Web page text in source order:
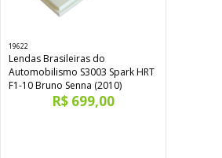
19622
Lendas Brasileiras do
Automobilismo S3003 Spark HRT
F1-10 Bruno Senna (2010)
R$ 699,00